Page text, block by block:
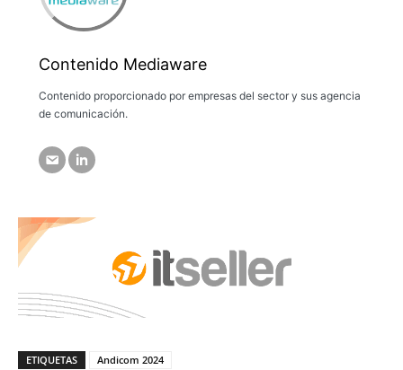
Contenido Mediaware
Contenido proporcionado por empresas del sector y sus agencia
de comunicación.
ETIQUETAS Andicom 2024